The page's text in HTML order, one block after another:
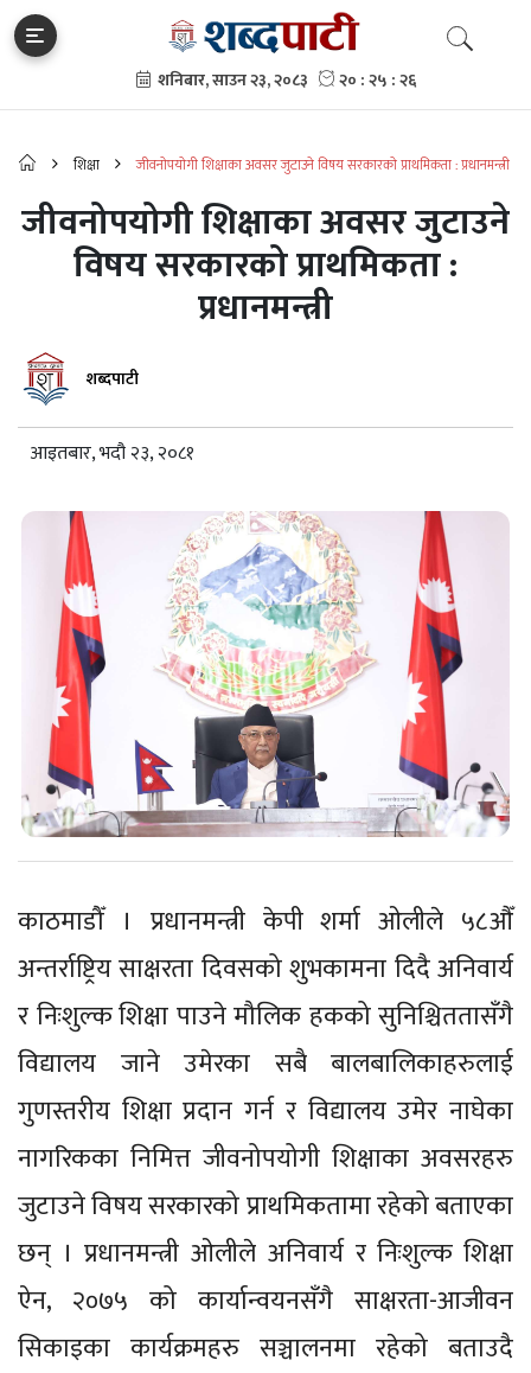
शिक्षा जीवनोपयोगी शिक्षाका अवसर जुटाउने विषय सरकारको प्राथमिकता : प्रधानमन्त्री
जीवनोपयोगी शिक्षाका अवसर जुटाउने
विषय सरकारको प्राथमिकता :
प्रधानमन्त्री
शब्दपाटी
आइतबार, भदौ २३, २०८१
काठमाडौँ । प्रधानमन्त्री केपी शर्मा ओलीले ५८औँ
अन्तर्राष्ट्रिय साक्षरता दिवसको शुभकामना दिदै अनिवार्य
र निःशुल्क शिक्षा पाउने मौलिक हकको सुनिश्चिततासँगै
विद्यालय जाने उमेरका सबै बालबालिकाहरुलाई
गुणस्तरीय शिक्षा प्रदान गर्न र विद्यालय उमेर नाघेका
नागरिकका निमित्त जीवनोपयोगी शिक्षाका अवसरहरु
जुटाउने विषय सरकारको प्राथमिकतामा रहेको बताएका
छन् । प्रधानमन्त्री ओलीले अनिवार्य र निःशुल्क शिक्षा
ऐन, २०७५ को कार्यान्वयनसँगै साक्षरता-आजीवन
सिकाइका कार्यक्रमहरु सञ्चालनमा रहेको बताउदै